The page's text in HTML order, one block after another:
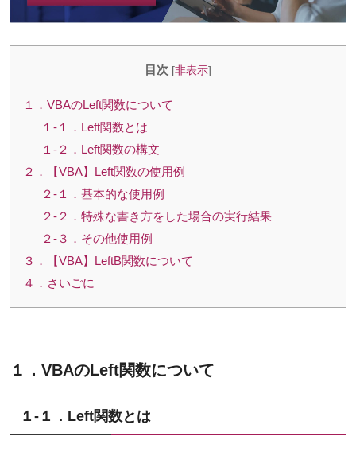
目次 [非表示]
１．VBAのLeft関数について
１-１．Left関数とは
１-２．Left関数の構文
２．【VBA】Left関数の使用例
２-１．基本的な使用例
２-２．特殊な書き方をした場合の実行結果
２-３．その他使用例
３．【VBA】LeftB関数について
４．さいごに
１．VBAのLeft関数について
１-１． Left関数とは